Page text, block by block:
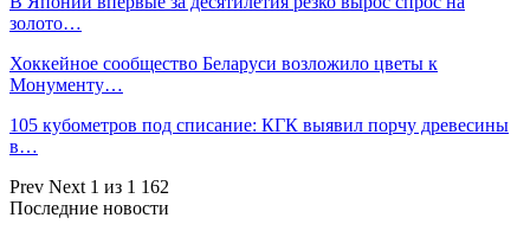
золото…
Хоккейное сообщество Беларуси возложило цветы к
Монументу…
105 кубометров под списание: КГК выявил порчу древесины
в…
Prev Next 1 из 1 162
Последние новости